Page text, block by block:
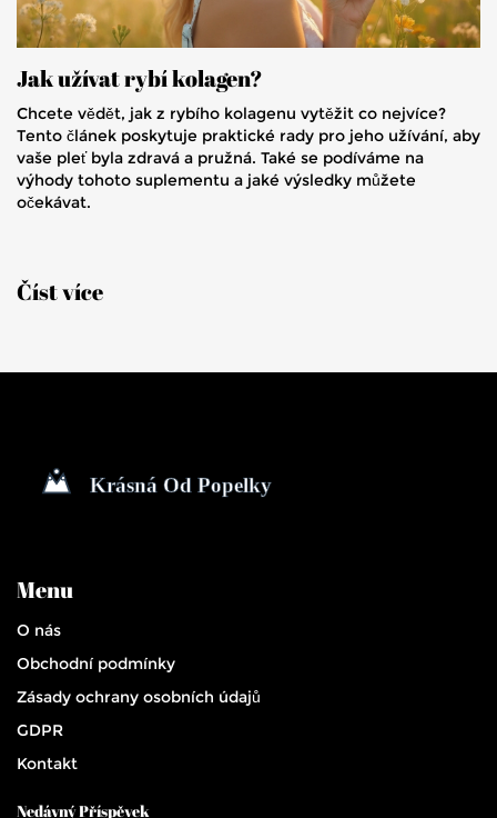
Jak užívat rybí kolagen?
Chcete vědět, jak z rybího kolagenu vytěžit co nejvíce?
Tento článek poskytuje praktické rady pro jeho užívání, aby
vaše pleť byla zdravá a pružná. Také se podíváme na
výhody tohoto suplementu a jaké výsledky můžete
očekávat.
Číst více
Menu
O nás
Obchodní podmínky
Zásady ochrany osobních údajů
GDPR
Kontakt
Nedávný Příspěvek